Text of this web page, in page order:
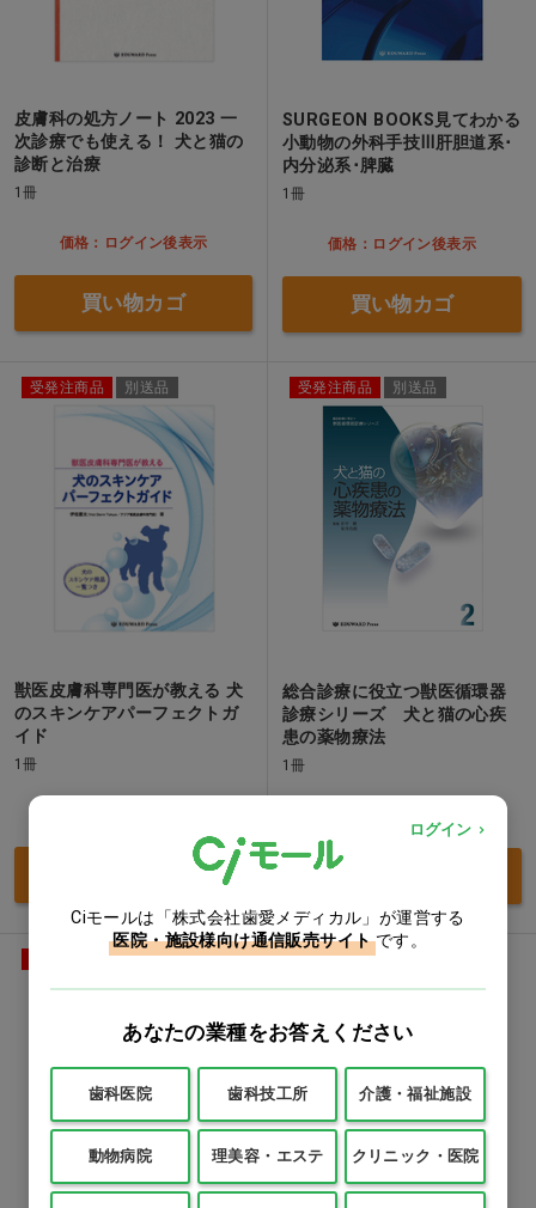
皮膚科の処方ノート 2023 一
次診療でも使える！ 犬と猫の
診断と治療
1冊
価格：ログイン後表示
買い物カゴ
SURGEON BOOKS見てわかる
小動物の外科手技Ⅲ肝胆道系･
内分泌系･脾臓
1冊
価格：ログイン後表示
買い物カゴ
受発注商品 別送品
獣医皮膚科専門医が教える 犬
のスキンケアパーフェクトガ
イド
1冊
受発注商品 別送品
総合診療に役立つ獣医循環器
診療シリーズ 犬と猫の心疾
患の薬物療法
1冊
別送品 受発注商品
ログイン
Ciモールは「株式会社歯愛メディカル」が運営する
医院・施設様向け通信販売サイト です。
あなたの業種をお答えください
歯科医院 歯科技工所 介護・福祉施設
動物病院 理美容・エステ クリニック・医院